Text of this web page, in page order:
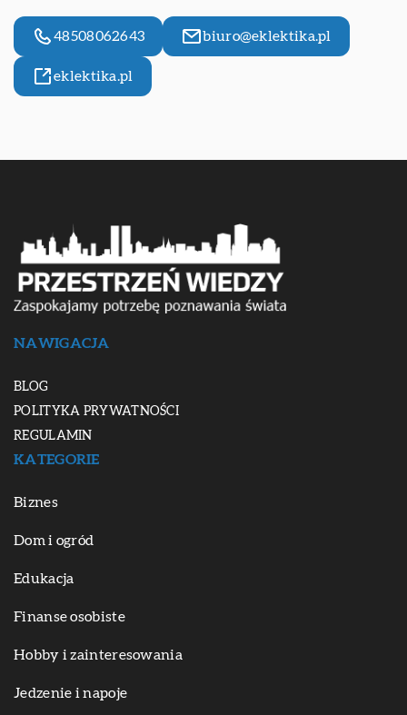
48508062643 biuro@eklektika.pl
eklektika.pl
NAWIGACJA
BLOG
POLITYKA PRYWATNOŚCI
REGULAMIN
KATEGORIE
Biznes
Dom i ogród
Edukacja
Finanse osobiste
Hobby i zainteresowania
Jedzenie i napoje